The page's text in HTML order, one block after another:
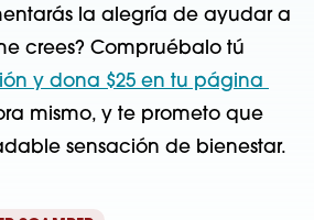
la alegría de ayudar a
crees? Compruébalo tú
y dona $25 en tu página
mismo, y te prometo que
sensación de bienestar.